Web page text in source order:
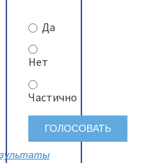
Да
Нет
Частично